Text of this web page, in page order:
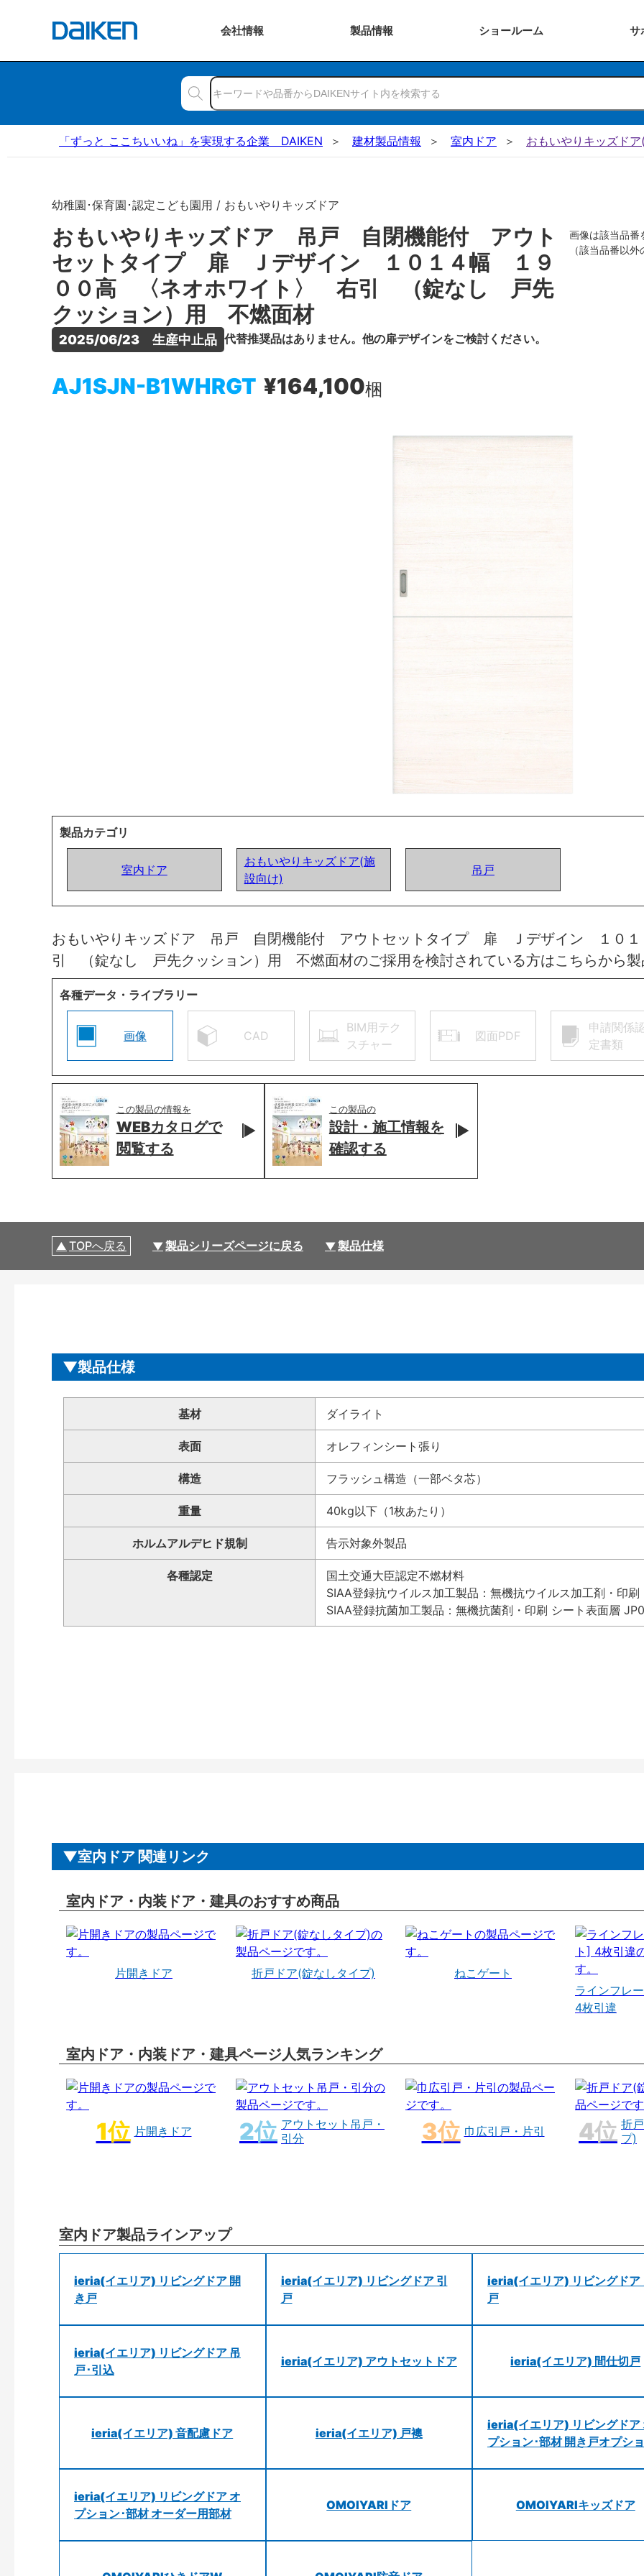
会社情報 製品情報 ショールーム サ
「ずっと ここちいいね」を実現する企業 DAIKEN 建材製品情報 室内ドア おもいやりキッズド
幼稚園･保育園･認定こども園用 / おもいやりキッズドア
おもいやりキッズドア 吊戸 自閉機能付 アウト
セットタイプ 扉 Ｊデザイン １０１４幅 １９
００高 〈ネオホワイト〉 右引 （錠なし 戸先
クッション）用 不燃面材
2025/06/23　生産中止品 代替推奨品はありません。他の扉デザインをご検討ください。
AJ1SJN-B1WHRGT ¥164,100梱
画像は該当品番
（該当品番以
製品カテゴリ
室内ドア
おもいやりキッズドア(施
設向け)
吊戸
おもいやりキッズドア 吊戸 自閉機能付 アウトセットタイプ 扉 Ｊデザイン １０
引 （錠なし 戸先クッション）用 不燃面材のご採用を検討されている方はこちらから製
各種データ・ライブラリー
画像 CAD
BIM用テク
スチャー
図面PDF
申請関係
定書類
この製品の情報を
WEBカタログで
閲覧する
この製品の
設計・施工情報を
確認する
TOPへ戻る 製品シリーズページに戻る 製品仕様
製品仕様
基材 ダイライト
表面 オレフィンシート張り
構造 フラッシュ構造（一部ベタ芯）
重量 40kg以下（1枚あたり）
ホルムアルデヒド規制 告示対象外製品
各種認定
国土交通大臣認定不燃材料
SIAA登録抗ウイルス加工製品：無機抗ウイルス加工剤・印
SIAA登録抗菌加工製品：無機抗菌剤・印刷 シート表面層
室内ドア 関連リンク
室内ドア・内装ドア・建具のおすすめ商品
片開きドア 折戸ドア(錠なしタイプ)
ねこゲート
ラインフレ
4枚引違
室内ドア・内装ドア・建具ページ人気ランキング
片開きドア
アウトセット吊戸・
引分
巾広引戸・片引
折
プ)
室内ドア製品ラインアップ
ieria(イエリア) リビングドア 開
き戸
ieria(イエリア) リビングドア 引
戸
ieria(イエリア) リビングドア
戸
ieria(イエリア) リビングドア 吊
戸･引込
ieria(イエリア) アウトセットドア ieria(イエリア) 間仕切戸
ieria(イエリア) 音配慮ドア ieria(イエリア) 戸襖
ieria(イエリア) リビングドア
プション･部材 開き戸オプシ
ieria(イエリア) リビングドア オ
プション･部材 オーダー用部材
OMOIYARIドア OMOIYARIキッズドア